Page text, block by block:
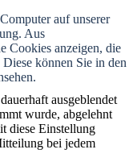
auf unserer
Aus
Cookies anzeigen, die
können Sie in den
ausgeblendet
wurde, abgelehnt
diese Einstellung
bei jedem